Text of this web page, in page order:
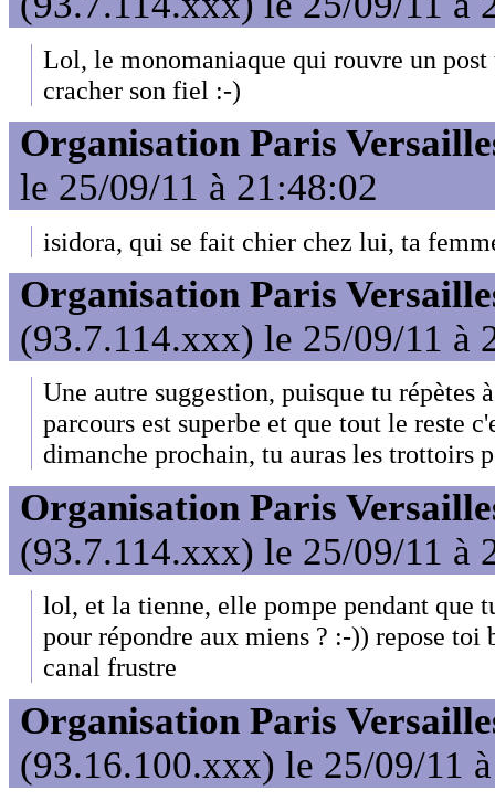
Lol, le monomaniaque qui rouvre un post
cracher son fiel :-)
Organisation Paris
le 25/09/11 à 21:48:02
isidora, qui se fait chier chez lui, ta
Organisation Paris
(93.7.114.xxx) le 25/09/11 à
Une autre suggestion, puisque tu répètes
parcours est superbe et que tout le reste
dimanche prochain, tu auras les trottoirs
Organisation Paris
(93.7.114.xxx) le 25/09/11 à
lol, et la tienne, elle pompe pendant que
pour répondre aux miens ? :-)) repose toi
canal frustre
Organisation Paris
(93.16.100.xxx) le 25/09/11